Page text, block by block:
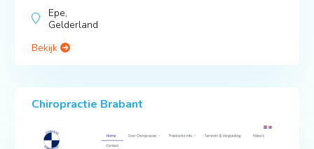
Epe,
Gelderland
Bekijk
Chiropractie Brabant